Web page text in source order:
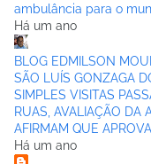
ambulância para o
Há um ano
BLOG EDMILSON
SÃO LUÍS GONZAGA
SIMPLES VISITAS
RUAS, AVALIAÇÃO DA
AFIRMAM QUE
Há um ano